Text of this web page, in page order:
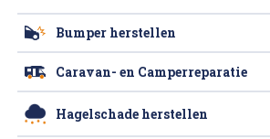
Bumper herstellen
Caravan- en Camperreparatie
Hagelschade herstellen